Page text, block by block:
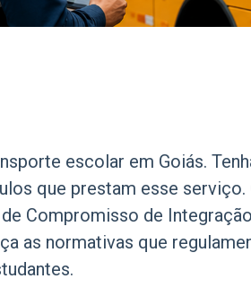
escolar em Goiás.
que prestam esse serviço.
Compromisso de
as normativas que